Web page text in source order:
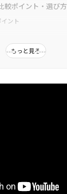
もっと見る
較ポイント・選び方
ント